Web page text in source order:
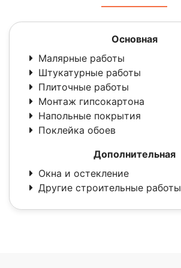
Основная
Малярные работы
Штукатурные работы
Плиточные работы
Монтаж гипсокартона
Напольные покрытия
Поклейка обоев
Дополнительная
Окна и остекление
Другие строительные работы